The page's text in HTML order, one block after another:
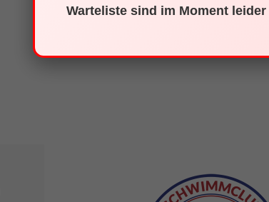
Warteliste sind im Moment